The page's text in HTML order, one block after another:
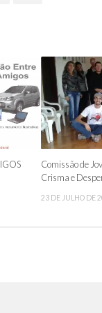
Comissão de
Crisma e
23 DE JULHO DE